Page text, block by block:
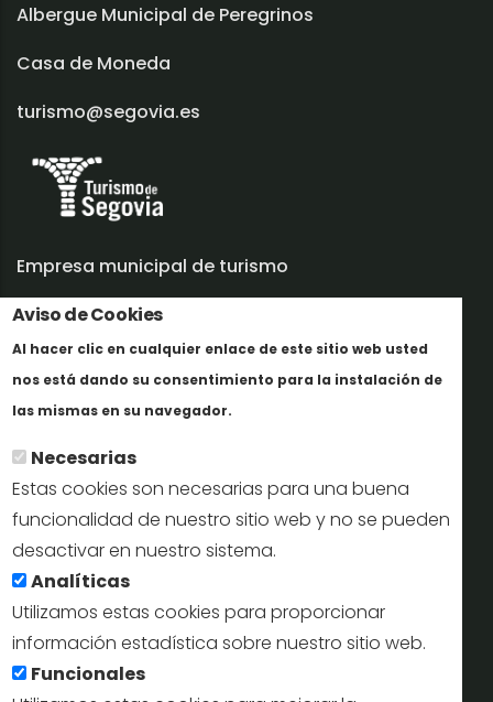
Aviso de Cookies
Al hacer clic en cualquier enlace de este sitio web usted
nos está dando su consentimiento para la instalación de
las mismas en su navegador.
Necesarias
Estas cookies son necesarias para una buena
funcionalidad de nuestro sitio web y no se pueden
desactivar en nuestro sistema.
Analíticas
Utilizamos estas cookies para proporcionar
información estadística sobre nuestro sitio web.
Funcionales
Albergue Municipal de Peregrinos
Casa de Moneda
turismo@segovia.es
Empresa municipal de turismo
Trabaja con nosotros
Informes y documentación
Perfil del contratante
Oficinas de Turismo
reservas@turismodesegovia.com
info@turismodesegovia.com
Aviso legal |